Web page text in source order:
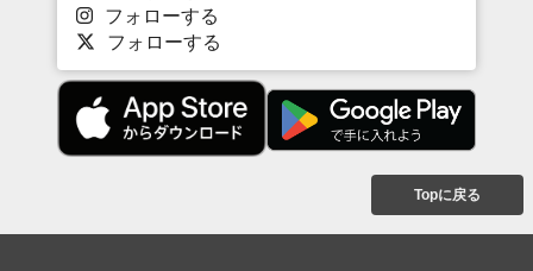
フォローする
フォローする
Topに戻る